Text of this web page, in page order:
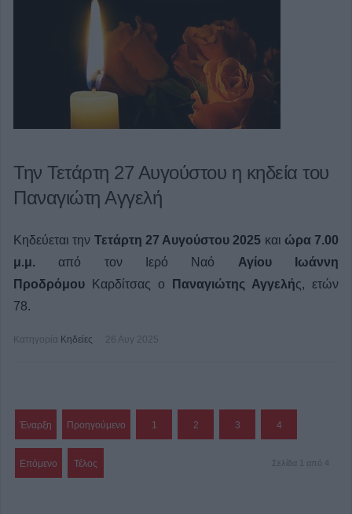
Την Τετάρτη 27 Αυγούστου η κηδεία του
Παναγιώτη Αγγελή
Κηδεύεται την Τετάρτη 27 Αυγούστου 2025 και ώρα 7.00
μ.μ. από τον Ιερό Ναό Αγίου Ιωάννη
Προδρόμου
Καρδίτσας ο Παναγιώτης Αγγελής, ετών
78.
Κατηγορία Κηδείες 26 Αυγ 2025
Έναρξη Προηγούμενο 1 2 3 4
Επόμενο Τέλος Σελίδα 1 από 4